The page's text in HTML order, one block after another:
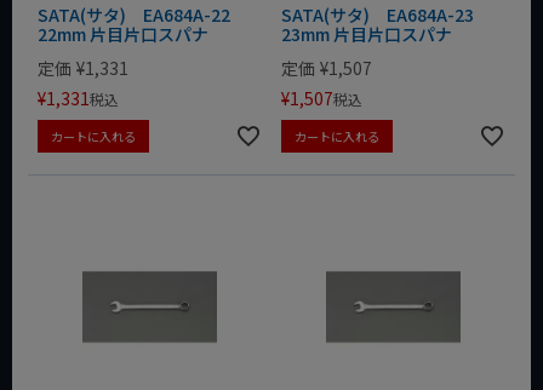
SATA(サタ) EA684A-22
22mm 片目片口スパナ
定価 ¥1,331
¥1,331税込
カートに入れる
SATA(サタ) EA684A-23
23mm 片目片口スパナ
定価 ¥1,507
¥1,507税込
カートに入れる